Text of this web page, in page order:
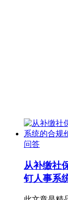
问答
从补缴社
钉人事系